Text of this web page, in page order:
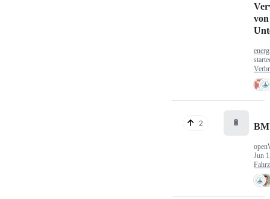
von
2 🔋
Jun